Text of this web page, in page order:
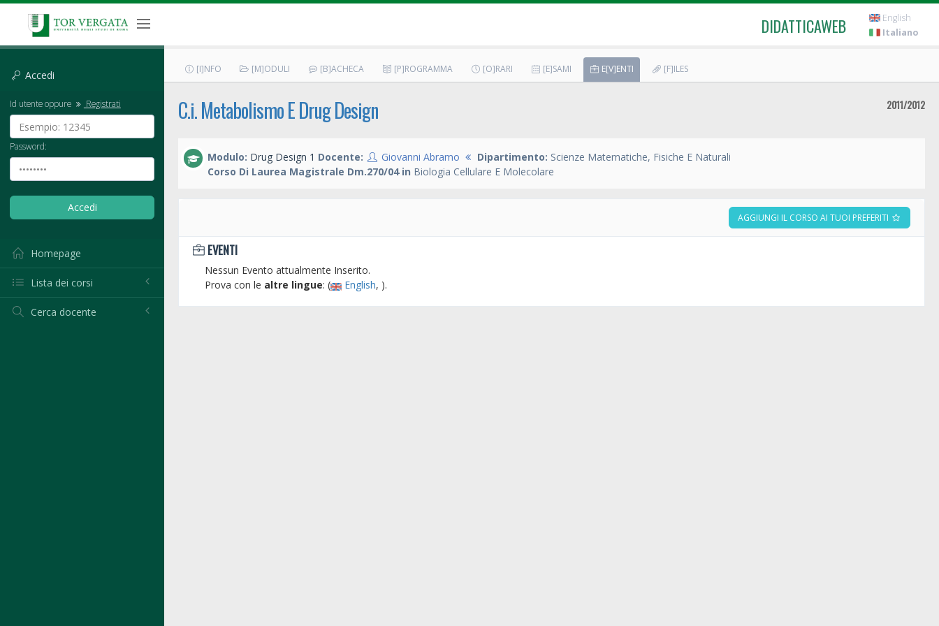
DIDATTICAWEB
English
Italiano
Accedi
Id utente oppure Registrati
Password:
Homepage
Lista dei corsi
Cerca docente
[I]NFO [M]ODULI [B]ACHECA [P]ROGRAMMA [O]RARI [E]SAMI E[V]ENTI [F]ILES
C.i. Metabolismo E Drug Design 2011/2012
Modulo: Drug Design 1 Docente: Giovanni Abramo Dipartimento: Scienze Matematiche, Fisiche E Naturali
Corso Di Laurea Magistrale Dm.270/04 in Biologia Cellulare E Molecolare
AGGIUNGI IL CORSO AI TUOI PREFERITI
EVENTI
Nessun Evento attualmente Inserito.
Prova con le altre lingue: ( English, ).